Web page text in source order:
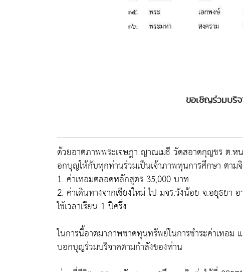
ขอเชิญร่วมบริ
ด้วยอาตภาพพระเจษฎา ญาณเมธี วัดสอาดกุญชร ต.ห
อกบุญให้กับทุกท่านร่วมเป็นเจ้าภาพทุนการศึกษา ตาม
1. ค่าเทอมตลอดหลักสูตร 35,000 บาท
2. ค่าเดินทางจากเชียงใหม่ ไป มจร.วังน้อย จ.อยุธยา
ใช้เวลาเรียน 1 ปีครึ่ง
ในการนี้อาตมาภาพขาดทุนทรัพย์ในการชำระค่าเทอม
บอกบุญร่วมบริจาคตามกำลังของท่าน